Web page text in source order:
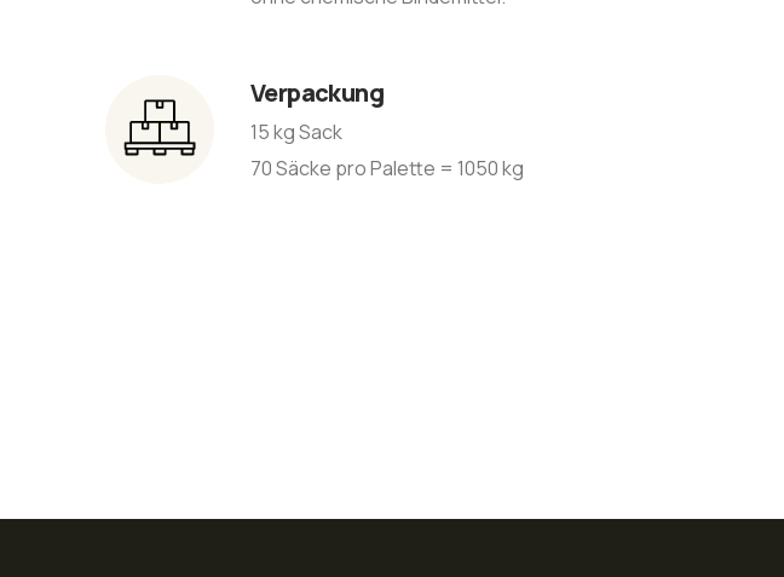
Verpackung
15 kg Sack
70 Säcke pro Palette = 1050 kg